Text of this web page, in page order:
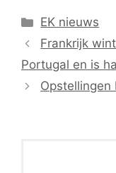
Categorieën
EK nieuws
Frankrijk
Portugal en is
Opstellingen